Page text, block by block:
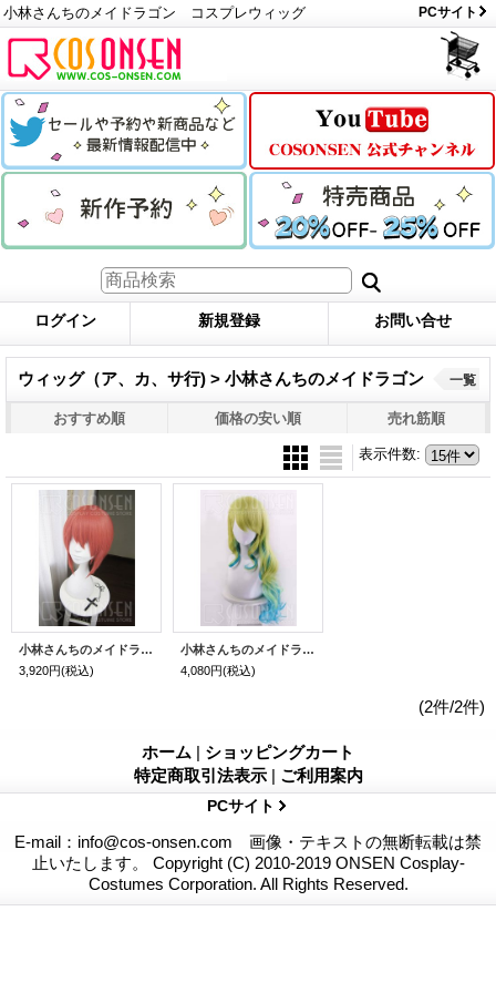
小林さんちのメイドラゴン コスプレウィッグ PCサイト
ログイン 新規登録 お問い合せ
ウィッグ（ア、カ、サ行) > 小林さんちのメイドラゴン 一覧
おすすめ順 価格の安い順 売れ筋順
表示件数:
小林さんちのメイドラゴン 小林さん コスプレウィッグ
3,920円(税込)
小林さんちのメイドラゴン ルコア（ケツァルコアトル） コスプレウィッグ 80cm
4,080円(税込)
(2件/2件)
ホーム | ショッピングカート
特定商取引法表示 | ご利用案内
PCサイト
E-mail：info@cos-onsen.com 画像・テキストの無断転載は禁
止いたします。 Copyright (C) 2010-2019 ONSEN Cosplay-
Costumes Corporation. All Rights Reserved.